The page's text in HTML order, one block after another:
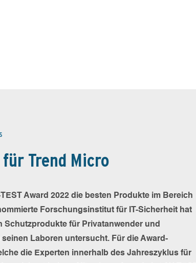
für Trend Micro
Award 2022 die besten Produkte im Bereich
Forschungsinstitut für IT-Sicherheit hat
Schutzprodukte für Privatanwender und
Laboren untersucht. Für die Award-
die Experten innerhalb des Jahreszyklus für